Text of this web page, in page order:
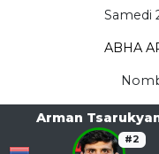
Samedi
ABHA
Arman
#2